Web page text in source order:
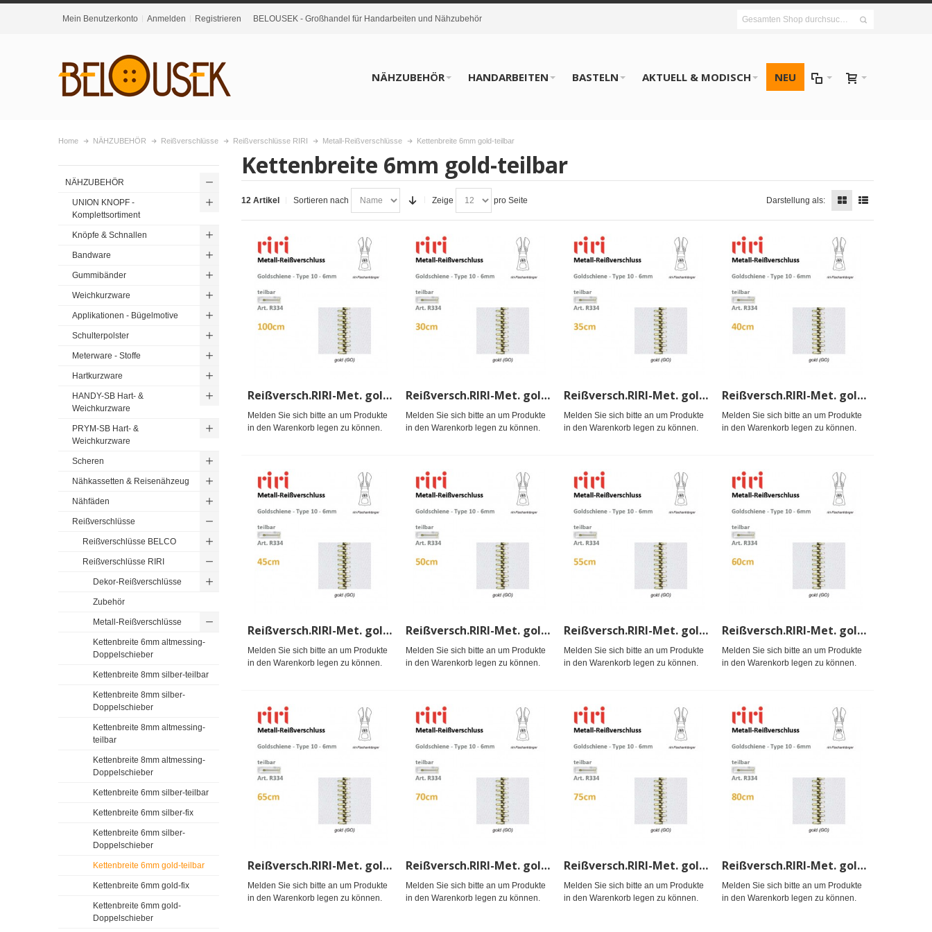
Mein Benutzerkonto Anmelden Registrieren BELOUSEK - Großhandel für Handarbeiten und Nähzubehör
NÄHZUBEHÖR HANDARBEITEN BASTELN AKTUELL & MODISCH NEU
Home NÄHZUBEHÖR Reißverschlüsse Reißverschlüsse RIRI Metall-Reißverschlüsse Kettenbreite 6mm gold-teilbar
Kettenbreite 6mm gold-teilbar
12 Artikel Sortieren nach Zeige pro Seite Darstellung als:
Reißversch.RIRI-Met. gold TX/sep
Melden Sie sich bitte an um Produkte
in den Warenkorb legen zu können.
Reißversch.RIRI-Met. gold TX/sep
Melden Sie sich bitte an um Produkte
in den Warenkorb legen zu können.
Reißversch.RIRI-Met. gold TX/sep
Melden Sie sich bitte an um Produkte
in den Warenkorb legen zu können.
Reißversch.RIRI-Met. gold TX/sep
Melden Sie sich bitte an um Produkte
in den Warenkorb legen zu können.
Reißversch.RIRI-Met. gold TX/sep
Melden Sie sich bitte an um Produkte
in den Warenkorb legen zu können.
Reißversch.RIRI-Met. gold TX/sep
Melden Sie sich bitte an um Produkte
in den Warenkorb legen zu können.
Reißversch.RIRI-Met. gold TX/sep
Melden Sie sich bitte an um Produkte
in den Warenkorb legen zu können.
Reißversch.RIRI-Met. gold TX/sep
Melden Sie sich bitte an um Produkte
in den Warenkorb legen zu können.
Reißversch.RIRI-Met. gold TX/sep
Melden Sie sich bitte an um Produkte
in den Warenkorb legen zu können.
Reißversch.RIRI-Met. gold TX/sep
Melden Sie sich bitte an um Produkte
in den Warenkorb legen zu können.
Reißversch.RIRI-Met. gold TX/sep
Melden Sie sich bitte an um Produkte
in den Warenkorb legen zu können.
Reißversch.RIRI-Met. gold TX/sep
Melden Sie sich bitte an um Produkte
in den Warenkorb legen zu können.
NÄHZUBEHÖR
UNION KNOPF -
Komplettsortiment
Knöpfe & Schnallen
Bandware
Gummibänder
Weichkurzware
Applikationen - Bügelmotive
Schulterpolster
Meterware - Stoffe
Hartkurzware
HANDY-SB Hart- &
Weichkurzware
PRYM-SB Hart- &
Weichkurzware
Scheren
Nähkassetten & Reisenähzeug
Nähfäden
Reißverschlüsse
Reißverschlüsse BELCO
Reißverschlüsse RIRI
Dekor-Reißverschlüsse
Zubehör
Metall-Reißverschlüsse
Kettenbreite 6mm altmessing-
Doppelschieber
Kettenbreite 8mm silber-teilbar
Kettenbreite 8mm silber-
Doppelschieber
Kettenbreite 8mm altmessing-
teilbar
Kettenbreite 8mm altmessing-
Doppelschieber
Kettenbreite 6mm silber-teilbar
Kettenbreite 6mm silber-fix
Kettenbreite 6mm silber-
Doppelschieber
Kettenbreite 6mm gold-teilbar
Kettenbreite 6mm gold-fix
Kettenbreite 6mm gold-
Doppelschieber